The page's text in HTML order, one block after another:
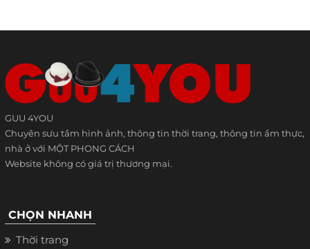
GUU 4YOU
Chuyên sưu tầm hình ảnh, thông tin thời trang, thông tin ẩm thực,
nhà ở với MỘT PHONG CÁCH
Website không có giá trị thương mại.
CHỌN NHANH
Thời trang